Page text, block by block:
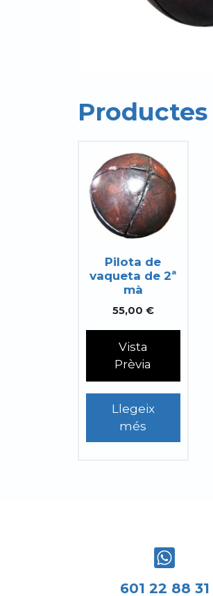
Pilota de
vaqueta de 2ª
mà
55,00 €
Vista
Prèvia
Llegeix
més
601 22 88 31